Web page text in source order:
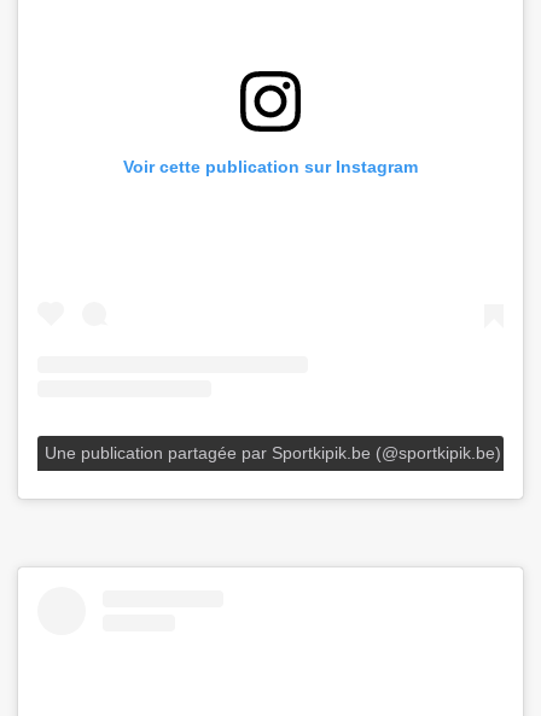
Voir cette publication sur Instagram
Une publication partagée par Sportkipik.be (@sportkipik.be)